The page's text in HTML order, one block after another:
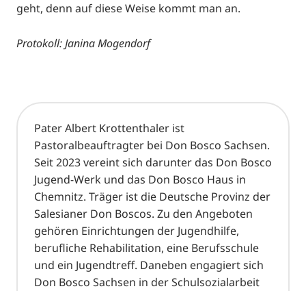
geht, denn auf diese Weise kommt man an.
Protokoll: Janina Mogendorf
Pater Albert Krottenthaler ist
Pastoralbeauftragter bei Don Bosco Sachsen.
Seit 2023 vereint sich darunter das Don Bosco
Jugend-Werk und das Don Bosco Haus in
Chemnitz. Träger ist die Deutsche Provinz der
Salesianer Don Boscos. Zu den Angeboten
gehören Einrichtungen der Jugendhilfe,
berufliche Rehabilitation, eine Berufsschule
und ein Jugendtreff. Daneben engagiert sich
Don Bosco Sachsen in der Schulsozialarbeit